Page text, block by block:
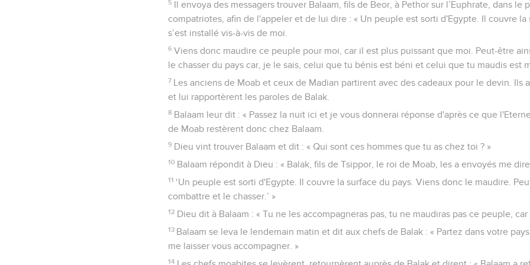
5 Il envoya des messagers trouver Balaam, fils de Beor, à Pethor sur l’Euphrate, dans le
compatriotes, afin de l'appeler et de lui dire : « Un peuple est sorti d'Egypte. Il couvre la
s’est installé vis-à-vis de moi.
6 Viens donc maudire ce peuple pour moi, car il est plus puissant que moi. Peut-être
le chasser du pays car, je le sais, celui que tu bénis est béni et celui que tu maudis est
7 Les anciens de Moab et ceux de Madian partirent avec des cadeaux pour le devin. Ils
et lui rapportèrent les paroles de Balak.
8 Balaam leur dit : « Passez la nuit ici et je vous donnerai réponse d'après ce que
de Moab restèrent donc chez Balaam.
9 Dieu vint trouver Balaam et dit : « Qui sont ces hommes que tu as chez toi ? »
10 Balaam répondit à Dieu : « Balak, fils de Tsippor, le roi de Moab, les a envoyés me
11 ‘Un peuple est sorti d'Egypte. Il couvre la surface du pays. Viens donc le maudire.
combattre et le chasser.’ »
12 Dieu dit à Balaam : « Tu ne les accompagneras pas, tu ne maudiras pas ce peuple,
13 Balaam se leva le lendemain matin et dit aux chefs de Balak : « Partez dans votre
me laisser vous accompagner. »
14